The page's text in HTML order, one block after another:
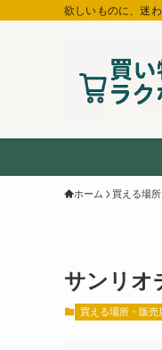
欲しいものに、迷
ホーム 買える場
サンリオ
買える場所・販売